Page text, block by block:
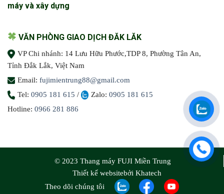
máy và xây dựng
VĂN PHÒNG GIAO DỊCH ĐĂK LĂK
VP Chi nhánh: 14 Lưu Hữu Phước,TDP 8, Phường Tân An,
Tỉnh Đắk Lắk, Việt Nam
Email: fujimientrung88@gmail.com
Tel: 0905 181 615 / Zalo: 0905 181 615
Hotline: 0966 281 886
© 2023 Thang máy FUJI Miền Trung
Thiết kế websitebởi Khatech
Theo dõi chúng tôi